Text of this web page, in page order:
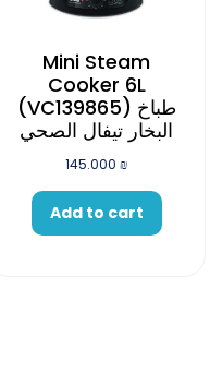
Mini Steam
Cooker 6L
(VC139865) طباخ
البخار تيفال الصحي
145.000₪
Add to cart